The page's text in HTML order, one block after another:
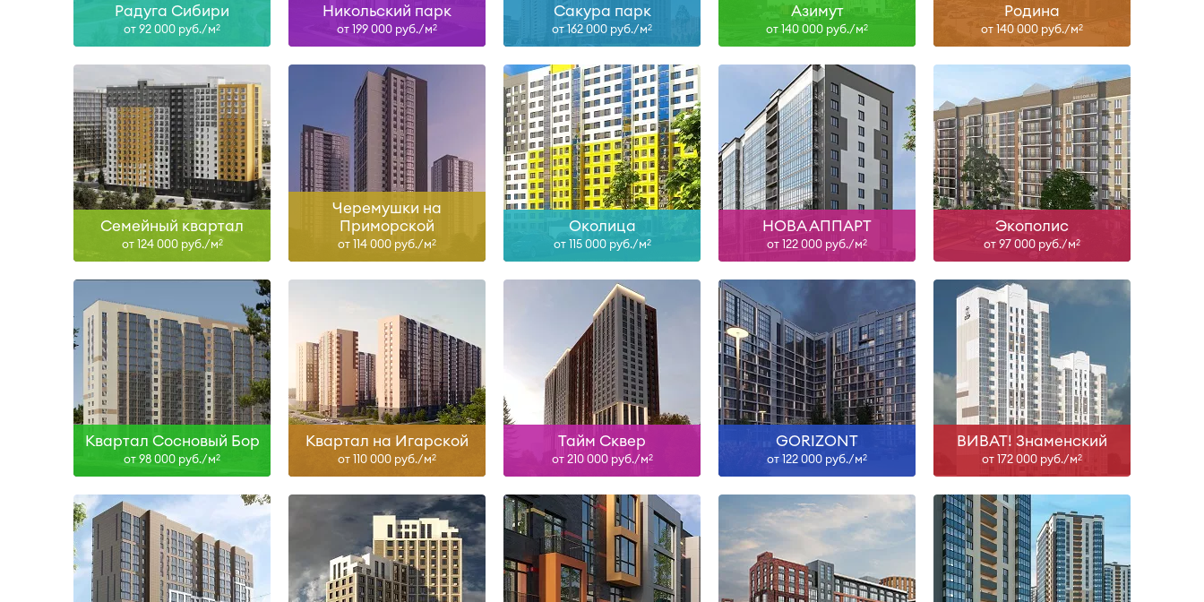
Радуга Сибири
от 92 000 руб./м2
Никольский парк
от 199 000 руб./м2
Сакура парк
от 162 000 руб./м2
Азимут
от 140 000 руб./м2
Родина
от 140 000 руб./м2
Семейный квартал
от 124 000 руб./м2
Черемушки на
Приморской
от 114 000 руб./м2
Околица
от 115 000 руб./м2
НОВА АППАРТ
от 122 000 руб./м2
Экополис
от 97 000 руб./м2
Квартал Сосновый Бор
от 98 000 руб./м2
Сдан, II-28
Узнать больше
Квартал на Игарской
от 110 000 руб./м2
Сдан, III-26, I-28, II-28
Узнать больше
Тайм Сквер
от 210 000 руб./м2
Сдан
Узнать больше
GORIZONT
от 122 000 руб./м2
II-28
Узнать больше
ВИВАТ! Знаменский
от 172 000 руб./м2
II-26
Узнать больше
I-27
Узнать больше
Сдан
Узнать больше
Сдан, II-28, III-28
Узнать больше
Сдан, III-27
Узнать больше
Сдан, II-28
Узнать больше
II-27 Сдан, IV-26, II-27
Сдан, IV-26, I-27, III-27, I-28,
IV-28
IV-26 Сдан, II-27, IV-27, I-28